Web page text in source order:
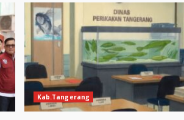
Kab.Tangerang